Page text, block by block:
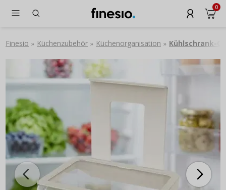
0
Finesio » Küchenzubehör » Küchenorganisation » Kühlschrank-